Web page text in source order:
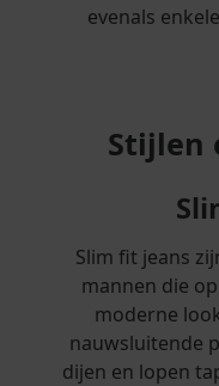
evenals
Stijlen
Slim fit jeans
mannen die
moderne
nauwsluitende
dijen en lopen